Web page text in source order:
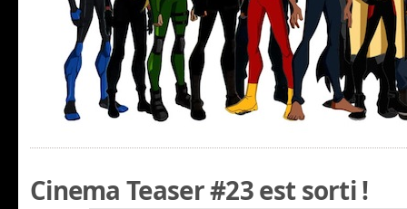
Cinema Teaser #23 est sorti !